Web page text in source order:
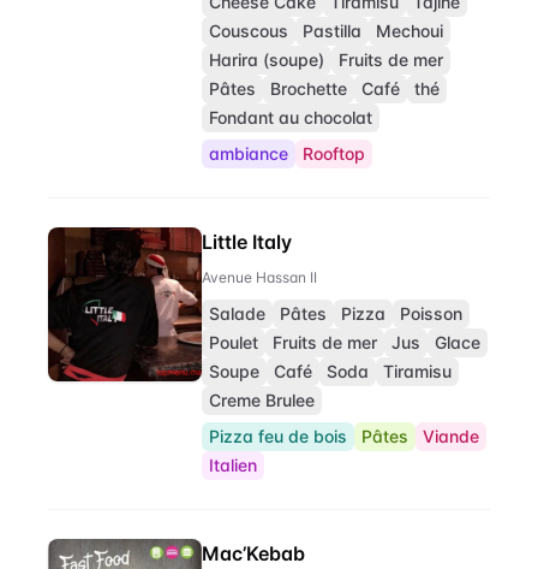
Couscous
Pastilla
Mechoui
Harira (soupe)
Fruits de mer
Pâtes
Brochette Café
thé
Fondant au chocolat
ambiance
Rooftop
Little Italy
Avenue Hassan II
Salade Pâtes Pizza
Poisson
Poulet
Fruits de mer Jus
Glace
Soupe
Café Soda
Tiramisu
Creme Brulee
Pizza feu de bois
Pâtes
Viande
Italien
Mac’Kebab